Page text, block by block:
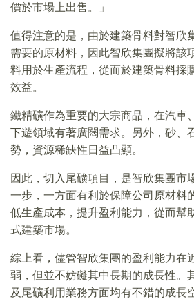
價於市場上出售。」
值得注意的是，由於建築骨料對智欣
需要的原材料，因此智欣集團擬將該
料用於生產流程，從而於建築骨料採
效益。
鐵精礦作為重要的大宗商品，在汽車
下遊領域有著廣闊需求。另外，砂、
勢，資源稀缺性日益凸顯。
因此，切入尾礦項目，是智欣集團市
一步，一方面有利於保障公司原材料
低生產成本，提升盈利能力，從而幫
式建築市場。
綜上看，儘管智欣集團的盈利能力在
弱，但並不妨礙其中長期的成長性。
及尾礦利用業務方面均有不錯的成長